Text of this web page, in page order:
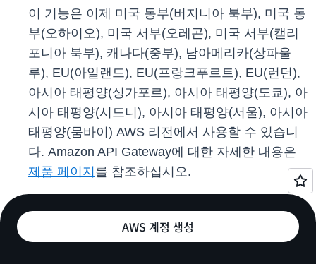
이 기능은 이제 미국 동부(버지니아 북부), 미국 동
부(오하이오), 미국 서부(오레곤), 미국 서부(캘리
포니아 북부), 캐나다(중부), 남아메리카(상파울
루), EU(아일랜드), EU(프랑크푸르트), EU(런던),
아시아 태평양(싱가포르), 아시아 태평양(도쿄), 아
시아 태평양(시드니), 아시아 태평양(서울), 아시아
태평양(뭄바이) AWS 리전에서 사용할 수 있습니
다. Amazon API Gateway에 대한 자세한 내용은
제품 페이지 를 참조하십시오.
AWS 계정 생성